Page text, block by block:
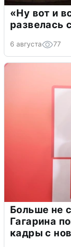
«Ну вот и
развелась
6 августа 77
Больше не
Гагарина
кадры с